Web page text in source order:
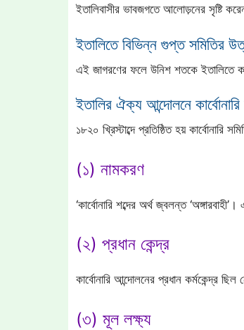
ইতালিবাসীর ভাবজগতে আলোড়নের সৃষ্টি করেন,
ইতালিতে বিভিন্ন গুপ্ত সমিতির
এই জাগরণের ফলে উনিশ শতকে ইতালিতে
ইতালির ঐক্য আন্দোলনে
১৮২০ খ্রিস্টাব্দে প্রতিষ্ঠিত হয় কার্বোনারি
(১) নামকরণ
‘কার্বোনারি শব্দের অর্থ জ্বলন্ত
(২) প্রধান কেন্দ্র
কার্বোনারি আন্দোলনের প্রধান কর্মকেন্দ্র
(৩) মূল লক্ষ্য